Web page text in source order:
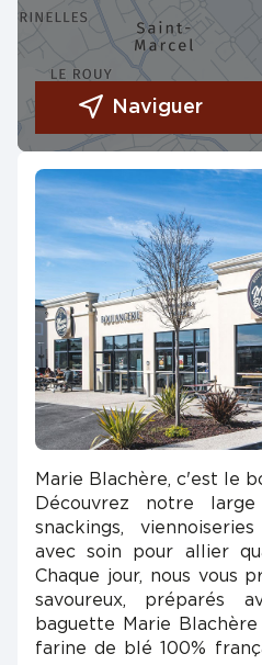
Naviguer
Marie Blachère, c'est le
Découvrez notre
snackings,
avec soin pour allier
Chaque jour, nous vous
savoureux, préparés
baguette Marie
farine de blé 100%